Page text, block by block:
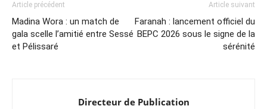
Article précédent
Madina Wora : un match de
gala scelle l’amitié entre Sessé
et Pélissaré
Article suivant
Faranah : lancement officiel du
BEPC 2026 sous le signe de la
sérénité
Directeur de Publication